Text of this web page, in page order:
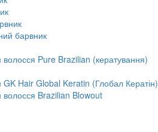
барвник
Pure Brazilian (кератування)
Hair Global Keratin (Глобал Кератін)
Brazilian Blowout